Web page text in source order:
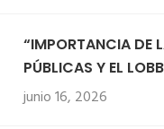
“IMPORTANCIA DE
PÚBLICAS Y EL
junio 16, 2026